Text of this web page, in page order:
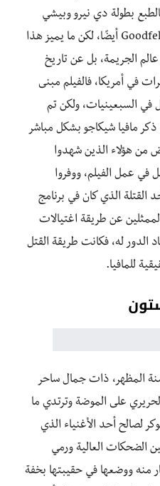
بطولة دي نيرو وبيشي
وعدد كبير من الممثلين في Goodfellas أيضًا، لكن ما يميز هذا
الجريمة، بل عن تاريخ
في أمريكا، فالفيلم مبنى
في السبعينيات، ولكن تم
مافيا شيكاجو بشكل مباشر
من هؤلاء الذين شهدوا
في عمل الفيلم، ووفروا
الذي كان في برنامج
عن طريقة اغتيالات
الدور له، فكانت طريقة القتل
للمافيا.
المظهر، ذات جمال ساحر
على الموضة وترتدي ما
لصالح أحد الأغنياء الذي
الضحكات العالية ورمي
منه ووضعها في حقيبتها بخفة